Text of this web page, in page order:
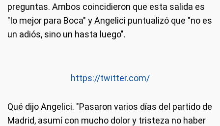
preguntas. Ambos coincidieron que esta salida es
"lo mejor para Boca" y Angelici puntualizó que "no es
un adiós, sino un hasta luego".
https://twitter.com/
Qué dijo Angelici. "Pasaron varios días del partido de
Madrid, asumí con mucho dolor y tristeza no haber